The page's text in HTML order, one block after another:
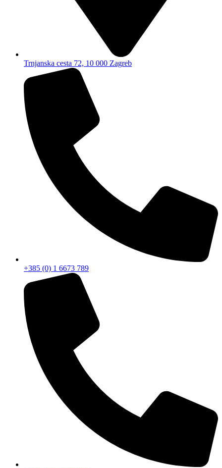
Trnjanska cesta 72, 10 000 Zagreb
+385 (0) 1 6673 789